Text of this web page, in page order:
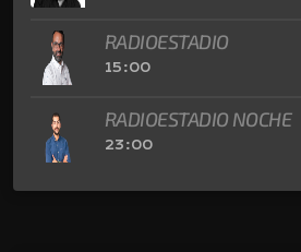
RADIOESTADIO
15:00
RADIOESTADIO NOCHE
23:00